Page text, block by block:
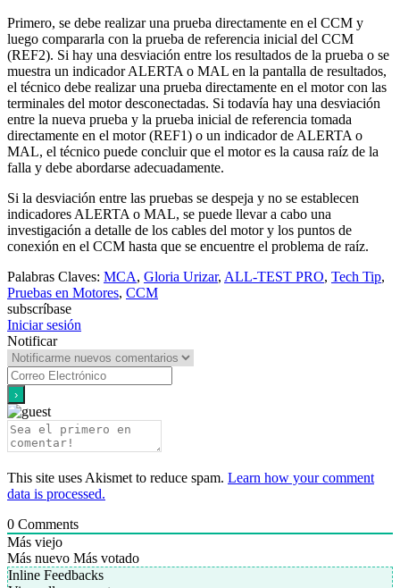
Primero, se debe realizar una prueba directamente en el CCM y
luego compararla con la prueba de referencia inicial del CCM
(REF2). Si hay una desviación entre los resultados de la prueba o se
muestra un indicador ALERTA o MAL en la pantalla de resultados,
el técnico debe realizar una prueba directamente en el motor con las
terminales del motor desconectadas. Si todavía hay una desviación
entre la nueva prueba y la prueba inicial de referencia tomada
directamente en el motor (REF1) o un indicador de ALERTA o
MAL, el técnico puede concluir que el motor es la causa raíz de la
falla y debe abordarse adecuadamente.
Si la desviación entre las pruebas se despeja y no se establecen
indicadores ALERTA o MAL, se puede llevar a cabo una
investigación a detalle de los cables del motor y los puntos de
conexión en el CCM hasta que se encuentre el problema de raíz.
Palabras Claves: MCA, Gloria Urizar, ALL-TEST PRO, Tech Tip,
Pruebas en Motores, CCM
subscríbase
Iniciar sesión
Notificar
This site uses Akismet to reduce spam. Learn how your comment
data is processed.
0 Comments
Más viejo
Más nuevo Más votado
Inline Feedbacks